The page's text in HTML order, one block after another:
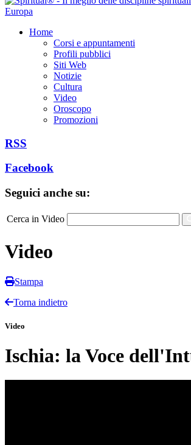
Home
Corsi e appuntamenti
Profili pubblici
Siti Web
Notizie
Cultura
Video
Oroscopo
Promozioni
RSS
Facebook
Seguici anche su:
Cerca in Video
Video
Stampa
Torna indietro
Video
Ischia: la Voce